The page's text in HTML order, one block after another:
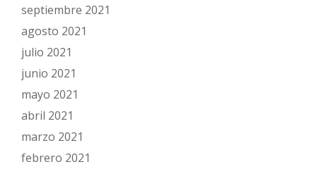
septiembre 2021
agosto 2021
julio 2021
junio 2021
mayo 2021
abril 2021
marzo 2021
febrero 2021